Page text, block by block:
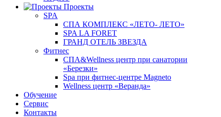
Проекты
SPA
СПА КОМПЛЕКС «ЛЕТО- ЛЕТО»
SPA LA FORET
ГРАНД ОТЕЛЬ ЗВЕЗДА
Фитнес
СПА&Wellness центр при санатории
«Березки»
Spa при фитнес-центре Magneto
Wellness центр «Веранда»
Обучение
Сервис
Контакты